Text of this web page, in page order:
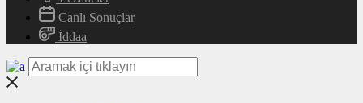
Canlı Sonuçlar
İddaa